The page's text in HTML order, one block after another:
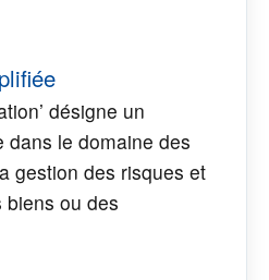
désigne un
dans le domaine des
gestion des risques et
ou des